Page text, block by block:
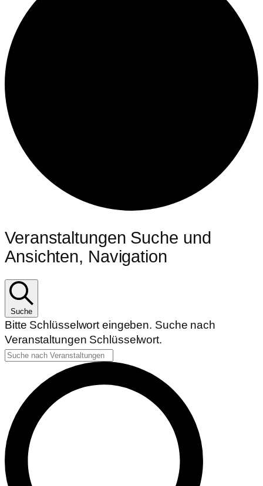
Veranstaltungen Suche und
Ansichten, Navigation
Suche
Bitte Schlüsselwort eingeben. Suche nach
Veranstaltungen Schlüsselwort.